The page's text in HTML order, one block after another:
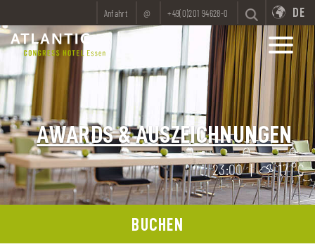
Anfahrt @ +49(0)201 94628-0 DE
AWARDS & AUSZEICHNUNGEN
23:00 | 17 °C
BUCHEN